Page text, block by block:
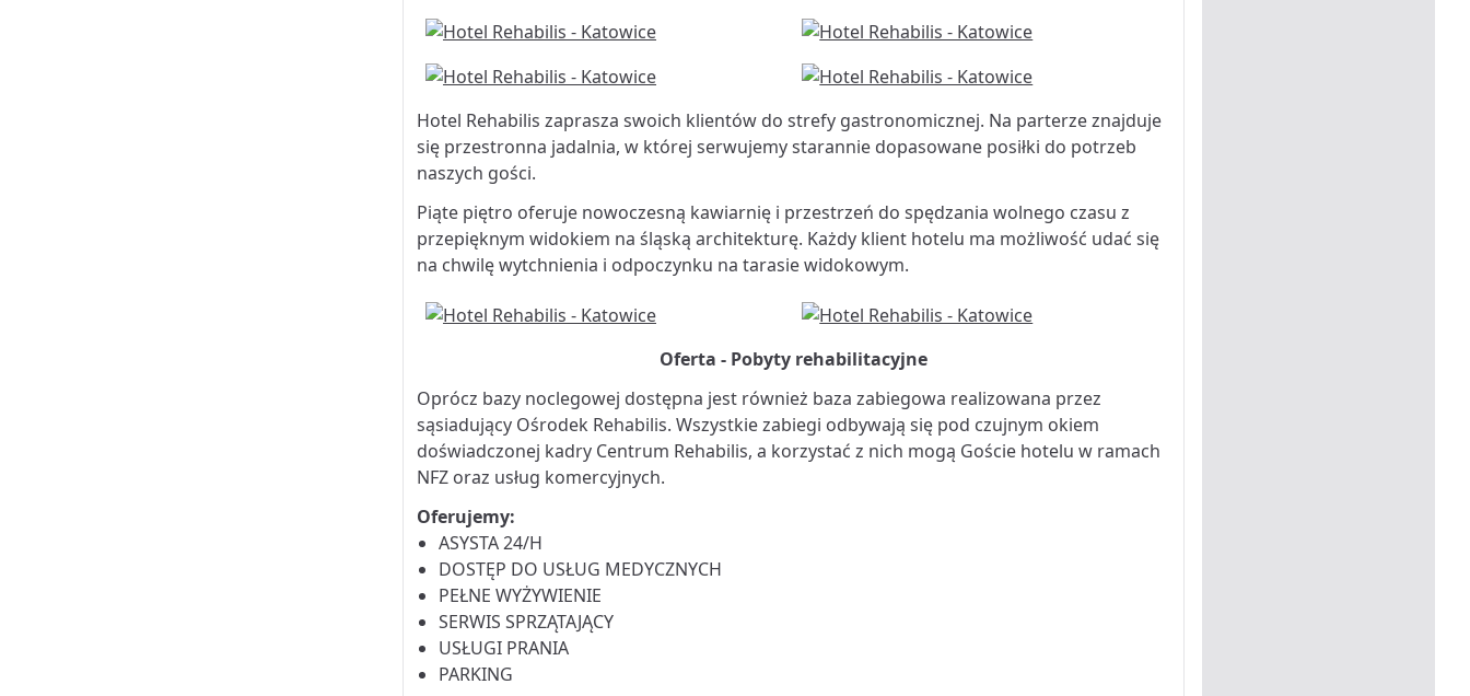
Hotel Rehabilis zaprasza swoich klientów do strefy gastronomicznej. Na parterze znajduje
się przestronna jadalnia, w której serwujemy starannie dopasowane posiłki do potrzeb
naszych gości.
Piąte piętro oferuje nowoczesną kawiarnię i przestrzeń do spędzania wolnego czasu z
przepięknym widokiem na śląską architekturę. Każdy klient hotelu ma możliwość udać się
na chwilę wytchnienia i odpoczynku na tarasie widokowym.
Oferta - Pobyty rehabilitacyjne
Oprócz bazy noclegowej dostępna jest również baza zabiegowa realizowana przez
sąsiadujący Ośrodek Rehabilis. Wszystkie zabiegi odbywają się pod czujnym okiem
doświadczonej kadry Centrum Rehabilis, a korzystać z nich mogą Goście hotelu w ramach
NFZ oraz usług komercyjnych.
Oferujemy:
ASYSTA 24/H
DOSTĘP DO USŁUG MEDYCZNYCH
PEŁNE WYŻYWIENIE
SERWIS SPRZĄTAJĄCY
USŁUGI PRANIA
PARKING